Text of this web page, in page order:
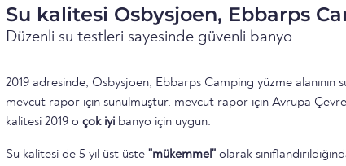
Su kalitesi Osbysjoen, Ebbarps
Düzenli su testleri sayesinde güvenli banyo
2019 adresinde, Osbysjoen, Ebbarps Camping yüzme alanının
mevcut rapor için sunulmuştur. mevcut rapor için Avrupa
kalitesi 2019 o çok iyi banyo için uygun.
Su kalitesi de 5 yıl üst üste "mükemmel" olarak